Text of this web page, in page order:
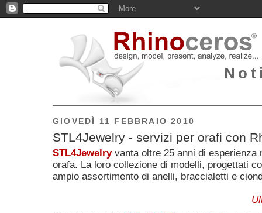
GIOVEDÌ 11 FEBBRAIO 2010
STL4Jewelry - servizi per orafi con
STL4Jewelryvanta oltre 25 anni di esperienza
orafa. La loro collezione di modelli, progettati
ampio assortimento di anelli, braccialetti e